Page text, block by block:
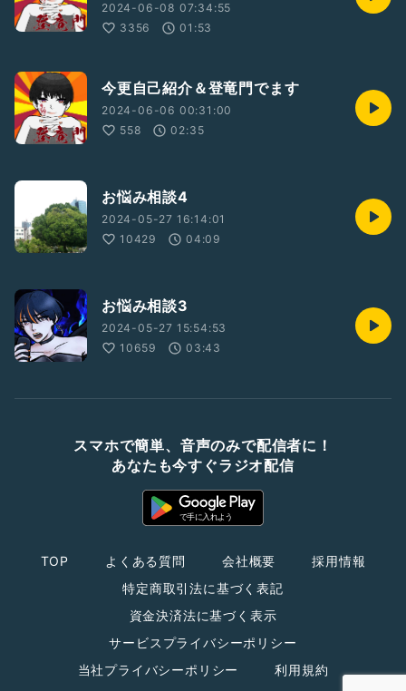
2024-06-08 07:34:55
3356
01:53
今更自己紹介＆登竜門でます
2024-06-06 00:31:00
558
02:35
お悩み相談4
2024-05-27 16:14:01
10429
04:09
お悩み相談3
2024-05-27 15:54:53
10659
03:43
スマホで簡単、音声のみで配信者に！
あなたも今すぐラジオ配信
TOP よくある質問 会社概要
採用情報
特定商取引法に基づく表記
資金決済法に基づく表示
サービスプライバシーポリシー
当社プライバシーポリシー
利用規約